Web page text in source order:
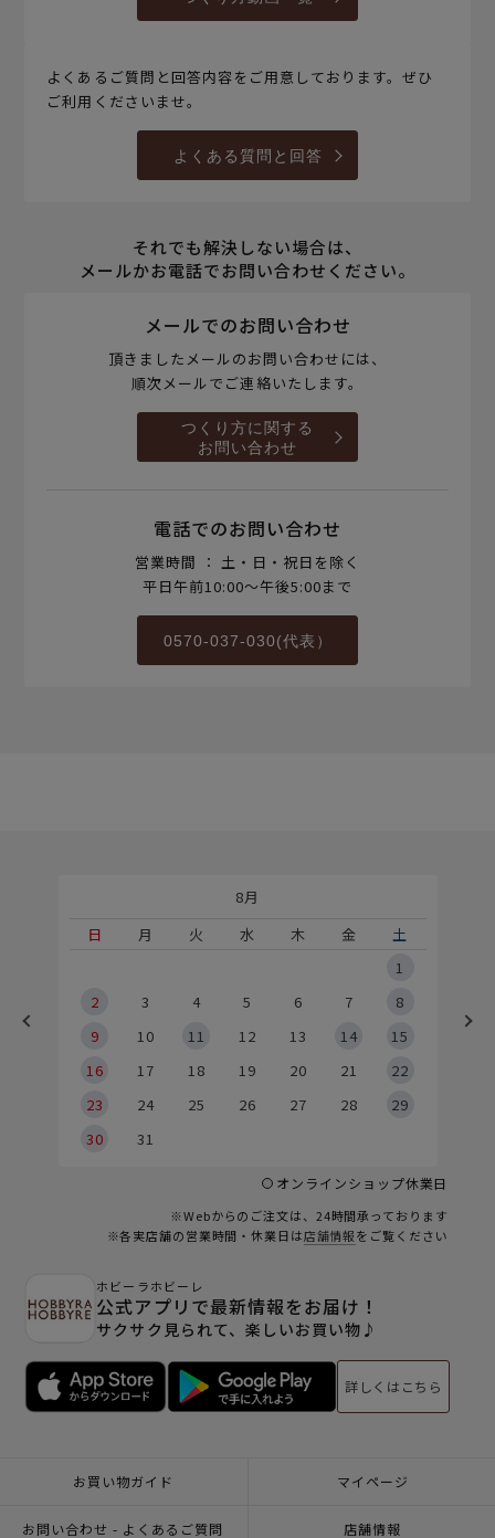
よくあるご質問と回答内容をご用意しております。ぜひ
ご利用くださいませ。
よくある質問と回答
それでも解決しない場合は、
メールかお電話でお問い合わせください。
メールでのお問い合わせ
頂きましたメールのお問い合わせには、
順次メールでご連絡いたします。
つくり方に関する
お問い合わせ
電話でのお問い合わせ
営業時間 ： 土・日・祝日を除く
平日午前10:00～午後5:00まで
0570-037-030(代表）
8月
日
月 火 水 木 金
土
1
2
3 4 5 6 7
8
9
10 11 12 13 14
15
16
17 18 19 20 21
22
23
24 25 26 27 28
29
30
31
オンラインショップ休業日
※Webからのご注文は、24時間承っております
※各実店舗の営業時間・休業日は店舗情報をご覧ください
ホビーラホビーレ
公式アプリで最新情報をお届け！
サクサク見られて、楽しいお買い物♪
詳しくはこちら
お買い物ガイド マイページ
お問い合わせ - よくあるご質問 店舗情報